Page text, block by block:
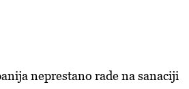
neprestano rade na sanaciji